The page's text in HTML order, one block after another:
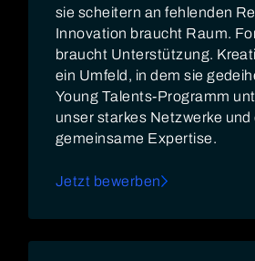
sie scheitern an fehlenden
Innovation braucht Raum.
braucht Unterstützung.
ein Umfeld, in dem sie
Young Talents-Programm
unser starkes Netzwerke und
gemeinsame Expertise.
Jetzt bewerben